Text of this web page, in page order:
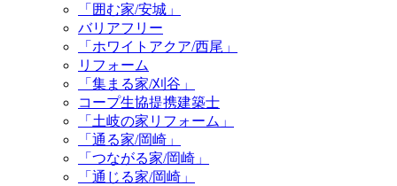
「囲む家/安城」
バリアフリー
「ホワイトアクア/西尾」
リフォーム
「集まる家/刈谷」
コープ生協提携建築士
「土岐の家リフォーム」
「通る家/岡崎」
「つながる家/岡崎」
「通じる家/岡崎」